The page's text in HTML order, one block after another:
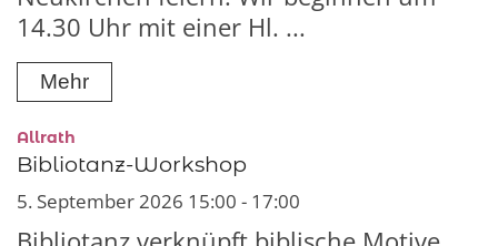
14.30 Uhr mit einer Hl. ...
Mehr
Allrath
Bibliotanz-Workshop
5. September 2026 15:00 - 17:00